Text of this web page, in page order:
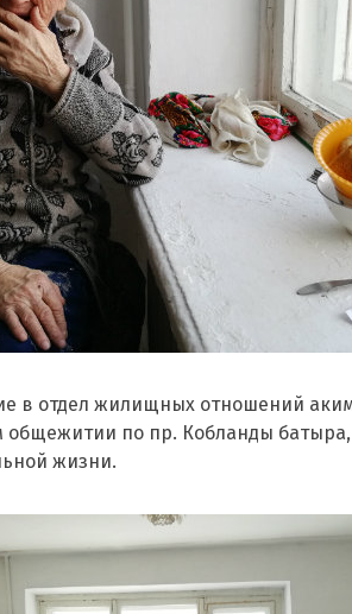
в отдел жилищных отношений
по пр. Кобланды батыра,
жизни.